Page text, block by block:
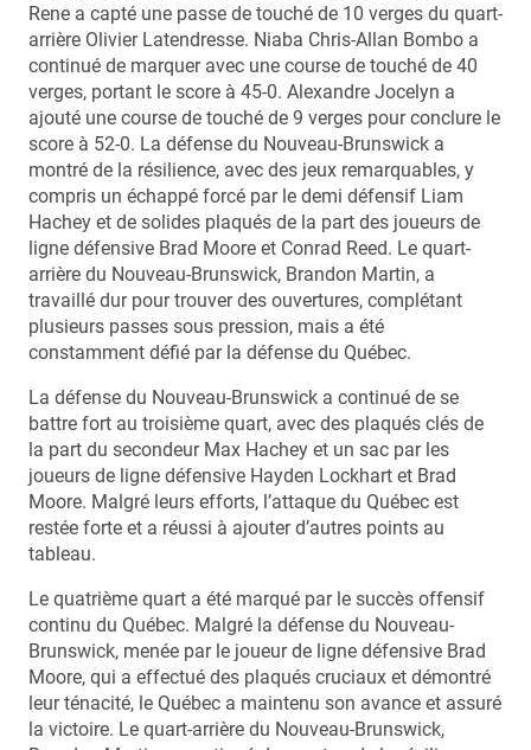
Rene a capté une passe de touché de 10 verges du quart-
arrière Olivier Latendresse. Niaba Chris-Allan Bombo a
continué de marquer avec une course de touché de 40
verges, portant le score à 45-0. Alexandre Jocelyn a
ajouté une course de touché de 9 verges pour conclure le
score à 52-0. La défense du Nouveau-Brunswick a
montré de la résilience, avec des jeux remarquables, y
compris un échappé forcé par le demi défensif Liam
Hachey et de solides plaqués de la part des joueurs de
ligne défensive Brad Moore et Conrad Reed. Le quart-
arrière du Nouveau-Brunswick, Brandon Martin, a
travaillé dur pour trouver des ouvertures, complétant
plusieurs passes sous pression, mais a été
constamment défié par la défense du Québec.
La défense du Nouveau-Brunswick a continué de se
battre fort au troisième quart, avec des plaqués clés de
la part du secondeur Max Hachey et un sac par les
joueurs de ligne défensive Hayden Lockhart et Brad
Moore. Malgré leurs efforts, l’attaque du Québec est
restée forte et a réussi à ajouter d’autres points au
tableau.
Le quatrième quart a été marqué par le succès offensif
continu du Québec. Malgré la défense du Nouveau-
Brunswick, menée par le joueur de ligne défensive Brad
Moore, qui a effectué des plaqués cruciaux et démontré
leur ténacité, le Québec a maintenu son avance et assuré
la victoire. Le quart-arrière du Nouveau-Brunswick,